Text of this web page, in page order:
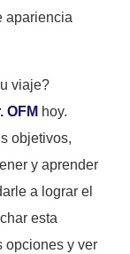
apariencia
viaje?
OFM hoy.
objetivos,
y aprender
a lograr el
esta
opciones y ver